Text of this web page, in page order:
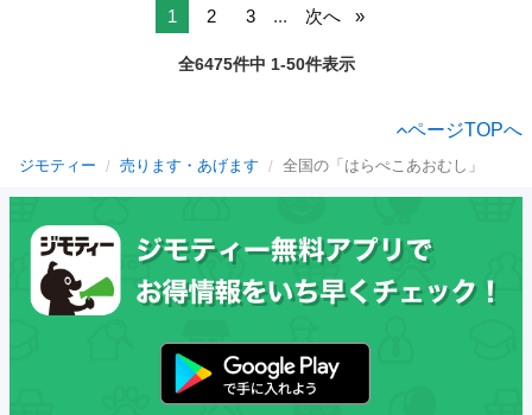
1 2 3 ... 次へ
全6475件中 1-50件表示
ページTOPへ
ジモティー 売ります・あげます 全国の「はらぺこあおむし」